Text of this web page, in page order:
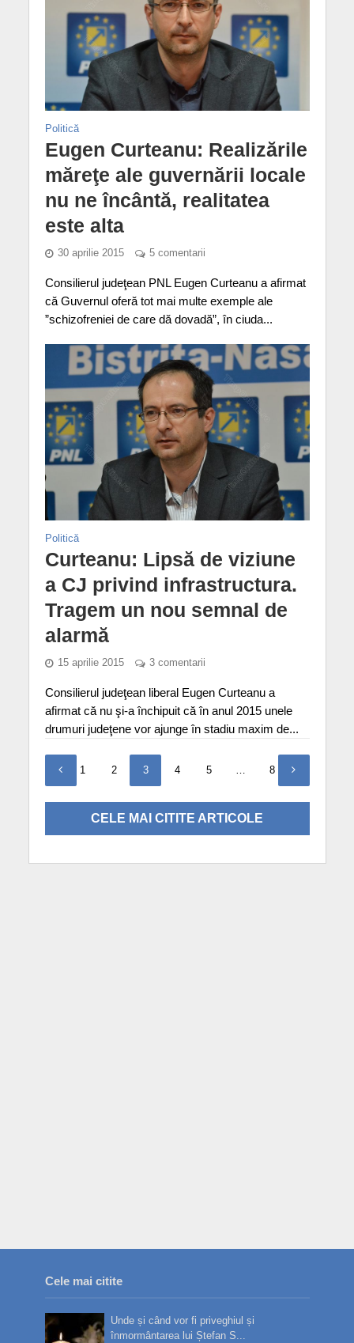
Politică
Eugen Curteanu: Realizările
măreţe ale guvernării locale
nu ne încântă, realitatea
este alta
30 aprilie 2015 5 comentarii
Consilierul judeţean PNL Eugen Curteanu a afirmat
că Guvernul oferă tot mai multe exemple ale
”schizofreniei de care dă dovadă”, în ciuda...
Politică
Curteanu: Lipsă de viziune
a CJ privind infrastructura.
Tragem un nou semnal de
alarmă
15 aprilie 2015 3 comentarii
Consilierul judeţean liberal Eugen Curteanu a
afirmat că nu şi-a închipuit că în anul 2015 unele
drumuri judeţene vor ajunge în stadiu maxim de...
1 2 3 4 5 8
CELE MAI CITITE ARTICOLE
Cele mai citite
Unde și când vor fi priveghiul și
înmormântarea lui Ștefan S...